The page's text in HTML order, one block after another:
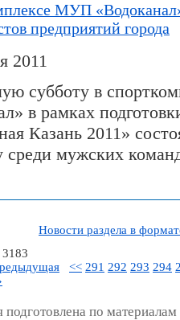
МУП
предприятий города
2011
субботу в
в рамках
Казань 2011»
среди мужских
Новости раздела в
3183
<< 291 292 293 294
по